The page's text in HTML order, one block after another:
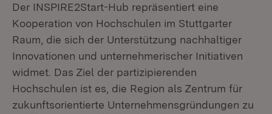
Der INSPIRE2Start-Hub repräsentiert eine
Kooperation von Hochschulen im Stuttgarter
Raum, die sich der Unterstützung nachhaltiger
Innovationen und unternehmerischer Initiativen
widmet. Das Ziel der partizipierenden
Hochschulen ist es, die Region als Zentrum für
zukunftsorientierte Unternehmensgründungen zu